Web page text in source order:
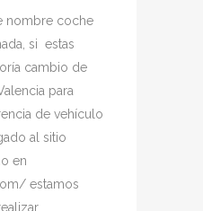
nombre coche
si estas
cambio de
para
de vehículo
al sitio
en
estamos